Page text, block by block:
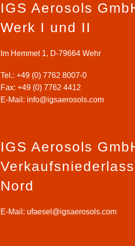
IGS Aerosols
Werk I und II
Im Hemmet 1, D-79664 Wehr
Tel.: +49 (0) 7762 8007-0
Fax: +49 (0) 7762 4412
E-Mail: info@igsaerosols.com
IGS Aerosols
Nord
E-Mail: ufaesel@igsaerosols.com